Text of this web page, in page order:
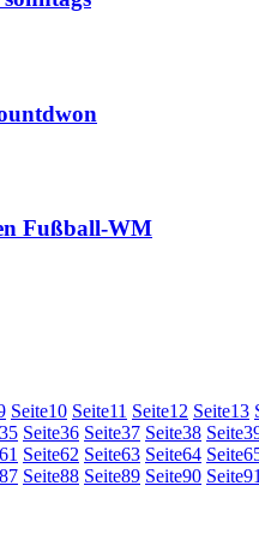
Fußball-WM
Seite10 Seite11 Seite12 Seite13
35 Seite36 Seite37 Seite38 Seite
61 Seite62 Seite63 Seite64 Seite
87 Seite88 Seite89 Seite90 Seite91